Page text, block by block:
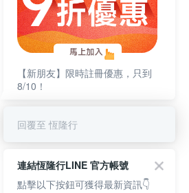
【新朋友】限時註冊優惠，只到
8/10！
回覆至 恆隆行
連結恆隆行LINE 官方帳號
點擊以下按鈕可獲得最新資訊👇